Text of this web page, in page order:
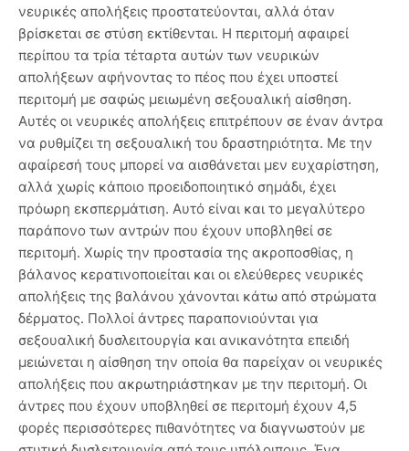
νευρικές απολήξεις προστατεύονται, αλλά όταν
βρίσκεται σε στύση εκτίθενται. Η περιτομή αφαιρεί
περίπου τα τρία τέταρτα αυτών των νευρικών
απολήξεων αφήνοντας το πέος που έχει υποστεί
περιτομή με σαφώς μειωμένη σεξουαλική αίσθηση.
Αυτές οι νευρικές απολήξεις επιτρέπουν σε έναν άντρα
να ρυθμίζει τη σεξουαλική του δραστηριότητα. Με την
αφαίρεσή τους μπορεί να αισθάνεται μεν ευχαρίστηση,
αλλά χωρίς κάποιο προειδοποιητικό σημάδι, έχει
πρόωρη εκσπερμάτιση. Αυτό είναι και το μεγαλύτερο
παράπονο των αντρών που έχουν υποβληθεί σε
περιτομή. Χωρίς την προστασία της ακροποσθίας, η
βάλανος κερατινοποιείται και οι ελεύθερες νευρικές
απολήξεις της βαλάνου χάνονται κάτω από στρώματα
δέρματος. Πολλοί άντρες παραπονιούνται για
σεξουαλική δυσλειτουργία και ανικανότητα επειδή
μειώνεται η αίσθηση την οποία θα παρείχαν οι νευρικές
απολήξεις που ακρωτηριάστηκαν με την περιτομή. Οι
άντρες που έχουν υποβληθεί σε περιτομή έχουν 4,5
φορές περισσότερες πιθανότητες να διαγνωστούν με